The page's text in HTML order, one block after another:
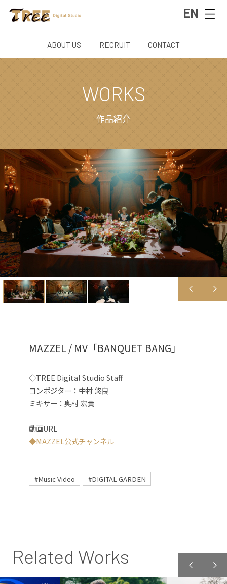
EN
ABOUT US RECRUIT CONTACT
WORKS
作品紹介
MAZZEL / MV「BANQUET BANG」
◇TREE Digital Studio Staff
コンポジター：中村 悠良
ミキサー：奥村 宏貴
動画URL
◆MAZZEL公式チャンネル
#Music Video #DIGITAL GARDEN
Related Works